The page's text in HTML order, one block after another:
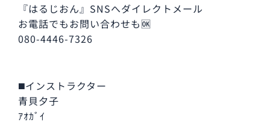
『はるじおん』SNSへダイレクトメール
お電話でもお問い合わせも🆗
080-4446-7326
◼️インストラクター
青貝夕子
ｱｵｶﾞｲ